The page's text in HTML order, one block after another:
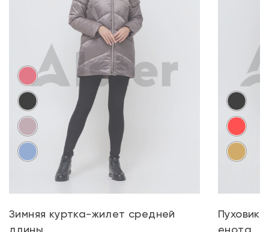
Зимняя куртка-жилет средней
длины
Пуховик
енота